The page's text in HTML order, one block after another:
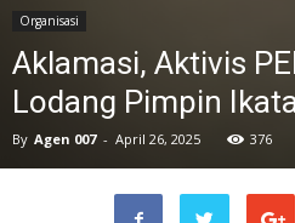
Organisasi
Aklamasi, Aktivis
Lodang Pimpin
By Agen 007 - April 26, 2025 376